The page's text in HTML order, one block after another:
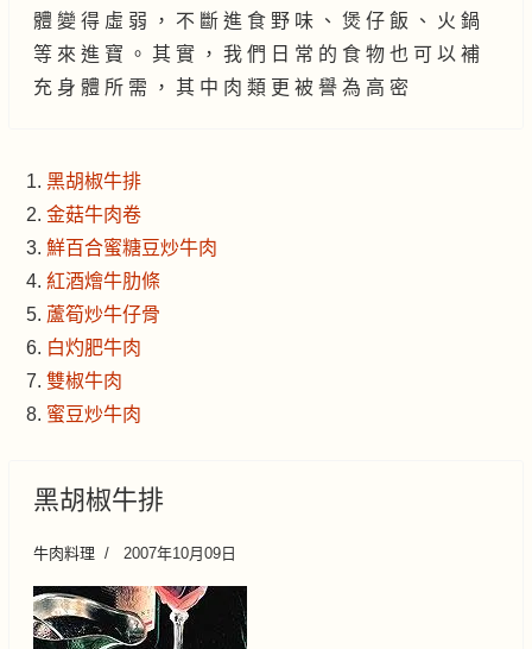
體 變 得 虛 弱 ， 不 斷 進 食 野 味 、 煲 仔 飯 、 火 鍋
等 來 進 寶 。 其 實 ， 我 們 日 常 的 食 物 也 可 以 補
充 身 體 所 需 ， 其 中 肉 類 更 被 譽 為 高 密
黑胡椒牛排
金菇牛肉卷
鮮百合蜜糖豆炒牛肉
紅酒燴牛肋條
蘆筍炒牛仔骨
白灼肥牛肉
雙椒牛肉
蜜豆炒牛肉
黑胡椒牛排
牛肉料理 2007年10月09日